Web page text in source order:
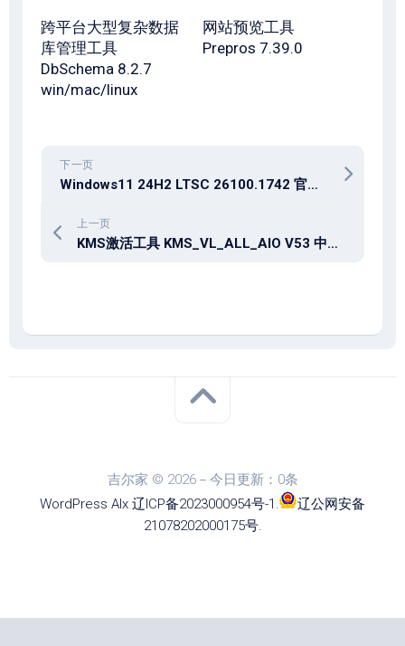
跨平台大型复杂数据
库管理工具‌
DbSchema 8.2.7
win/mac/linux
网站预览工具
Prepros 7.39.0
下一页
Windows11 24H2 LTSC 26100.1742 官方MSDN
上一页
KMS激活工具 KMS_VL_ALL_AIO V53 中文版
吉尔家 © 2026－今日更新：0条
WordPress Alx.辽ICP备2023000954号-1 .
辽公网安备
21078202000175号.